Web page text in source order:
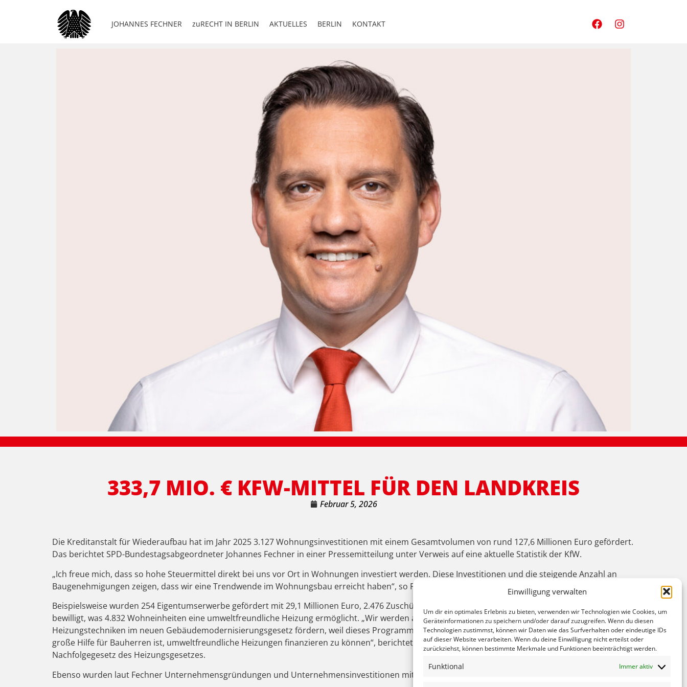
Einwilligung verwalten
Um dir ein optimales Erlebnis zu bieten, verwenden wir Technologien wie Cookies, um
Geräteinformationen zu speichern und/oder darauf zuzugreifen. Wenn du diesen
Technologien zustimmst, können wir Daten wie das Surfverhalten oder eindeutige IDs
auf dieser Website verarbeiten. Wenn du deine Einwilligung nicht erteilst oder
zurückziehst, können bestimmte Merkmale und Funktionen beeinträchtigt werden.
Funktional Immer aktiv
JOHANNES FECHNER zuRECHT IN BERLIN AKTUELLES BERLIN KONTAKT
333,7 MIO. € KFW-MITTEL FÜR DEN LANDKREIS
Februar 5, 2026
Die Kreditanstalt für Wiederaufbau hat im Jahr 2025 3.127 Wohnungsinvestitionen mit einem Gesamtvolumen von rund 127,6 Millionen Euro gefördert.
Das berichtet SPD-Bundestagsabgeordneter Johannes Fechner in einer Pressemitteilung unter Verweis auf eine aktuelle Statistik der KfW.
„Ich freue mich, dass so hohe Steuermittel direkt bei uns vor Ort in Wohnungen investiert werden. Diese Investitionen und die steigende Anzahl an
Baugenehmigungen zeigen, dass wir eine Trendwende im Wohnungsbau erreicht haben“, so Fechner.
Beispielsweise wurden 254 Eigentumserwerbe gefördert mit 29,1 Millionen Euro, 2.476 Zuschüsse für neue Heizungen mit rund 30,8 Millionen Euro
bewilligt, was 4.832 Wohneinheiten eine umweltfreundliche Heizung ermöglicht. „Wir werden auch in Zukunft den Umstieg auf umweltfreundliche
Heizungstechniken im neuen Gebäudemodernisierungsgesetz fördern, weil dieses Programm auf große Nachfrage bei den Bauherren stößt und eine
große Hilfe für Bauherren ist, umweltfreundliche Heizungen finanzieren zu können“, berichtet Fechner zur aktuellen Diskussion um das
Nachfolgegesetz des Heizungsgesetzes.
Ebenso wurden laut Fechner Unternehmensgründungen und Unternehmensinvestitionen mit 39,9 Millionen Euro gefördert.